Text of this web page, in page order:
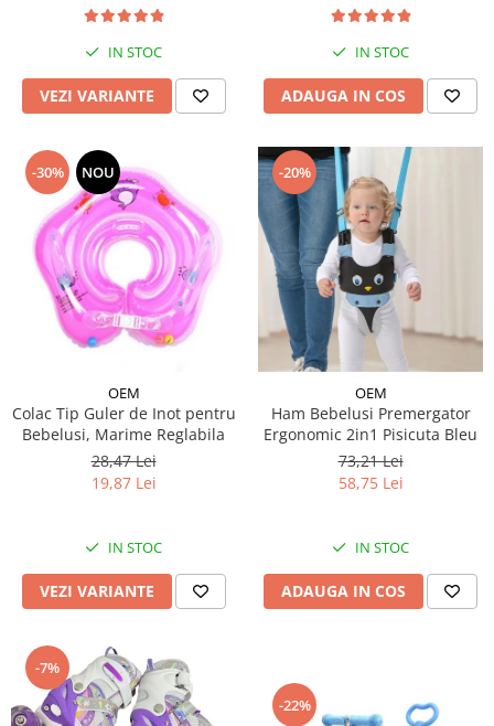
IN STOC
VEZI VARIANTE
IN STOC
ADAUGA IN COS
-30% NOU
OEM
Colac Tip Guler de Inot pentru
Bebelusi, Marime Reglabila
28,47 Lei
19,87 Lei
IN STOC
VEZI VARIANTE
-20%
OEM
Ham Bebelusi Premergator
Ergonomic 2in1 Pisicuta Bleu
73,21 Lei
58,75 Lei
IN STOC
ADAUGA IN COS
-7%
-22%